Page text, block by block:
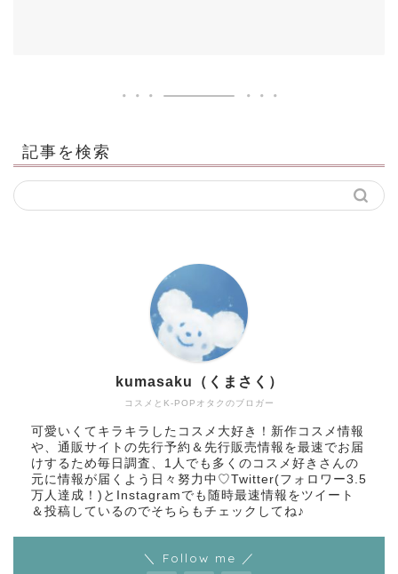
記事を検索
コスメとK-POPオタクのブロガー
kumasaku（くまさく）
可愛いくてキラキラしたコスメ大好き！新作コスメ情報
や、通販サイトの先行予約＆先行販売情報を最速でお届
けするため毎日調査、1人でも多くのコスメ好きさんの
元に情報が届くよう日々努力中♡Twitter(フォロワー3.5
万人達成！)とInstagramでも随時最速情報をツイート
＆投稿しているのでそちらもチェックしてね♪
＼ Follow me ／